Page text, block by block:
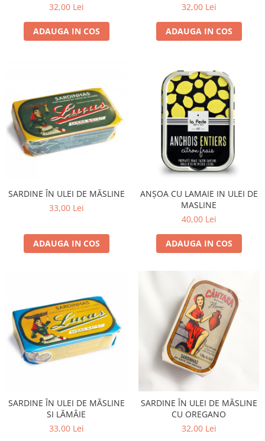
32,00 Lei
ADAUGA IN COS
32,00 Lei
ADAUGA IN COS
SARDINE ÎN ULEI DE MĂSLINE
33,00 Lei
ADAUGA IN COS
ANȘOA CU LAMAIE IN ULEI DE
MASLINE
40,00 Lei
ADAUGA IN COS
SARDINE ÎN ULEI DE MĂSLINE
SI LĂMÂIE
33,00 Lei
SARDINE ÎN ULEI DE MĂSLINE
CU OREGANO
32,00 Lei